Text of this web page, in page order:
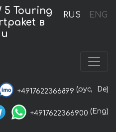
RUS ENG
5 Touring
в
+4917622366899 (рус, De)
+4917622366900 (Eng)